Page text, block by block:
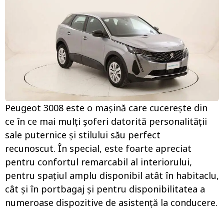
Peugeot 3008 este o mașină care cucerește din
ce în ce mai mulți șoferi datorită personalității
sale puternice și stilului său perfect
recunoscut. În special, este foarte apreciat
pentru confortul remarcabil al interiorului,
pentru spațiul amplu disponibil atât în ​​habitaclu,
cât și în portbagaj și pentru disponibilitatea a
numeroase dispozitive de asistență la conducere.